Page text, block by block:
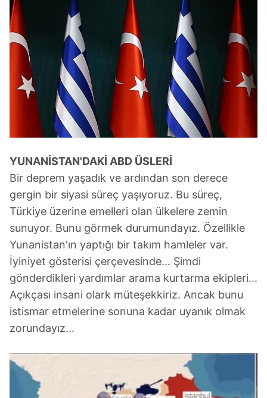
YUNANİSTAN'DAKİ ABD ÜSLERİ
Bir deprem yaşadık ve ardından son derece
gergin bir siyasi süreç yaşıyoruz. Bu süreç,
Türkiye üzerine emelleri olan ülkelere zemin
sunuyor. Bunu görmek durumundayız. Özellikle
Yunanistan'ın yaptığı bir takım hamleler var.
İyiniyet gösterisi çerçevesinde... Şimdi
gönderdikleri yardımlar arama kurtarma ekipleri...
Açıkçası insani olark müteşekkiriz. Ancak bunu
istismar etmelerine sonuna kadar uyanık olmak
zorundayız...